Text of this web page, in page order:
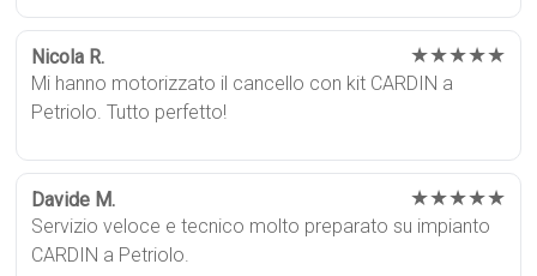
Nicola R. ★★★★★
Mi hanno motorizzato il cancello con kit CARDIN a
Petriolo. Tutto perfetto!
Davide M. ★★★★★
Servizio veloce e tecnico molto preparato su impianto
CARDIN a Petriolo.